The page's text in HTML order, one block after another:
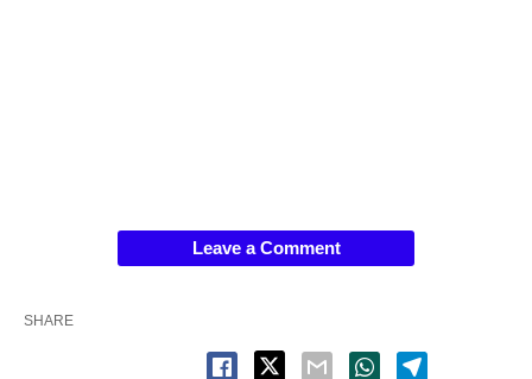
Leave a Comment
SHARE